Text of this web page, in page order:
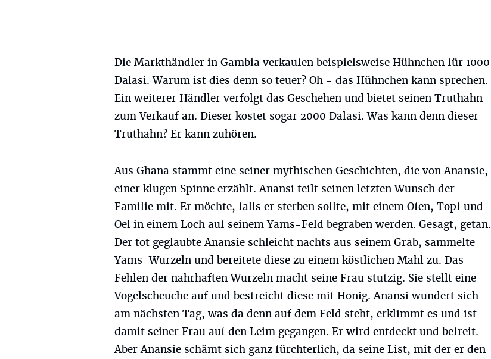
Die Markthändler in Gambia verkaufen beispielsweise Hühnchen für 1000
Dalasi. Warum ist dies denn so teuer? Oh - das Hühnchen kann sprechen.
Ein weiterer Händler verfolgt das Geschehen und bietet seinen Truthahn
zum Verkauf an. Dieser kostet sogar 2000 Dalasi. Was kann denn dieser
Truthahn? Er kann zuhören.
Aus Ghana stammt eine seiner mythischen Geschichten, die von Anansie,
einer klugen Spinne erzählt. Anansi teilt seinen letzten Wunsch der
Familie mit. Er möchte, falls er sterben sollte, mit einem Ofen, Topf und
Oel in einem Loch auf seinem Yams-Feld begraben werden. Gesagt, getan.
Der tot geglaubte Anansie schleicht nachts aus seinem Grab, sammelte
Yams-Wurzeln und bereitete diese zu einem köstlichen Mahl zu. Das
Fehlen der nahrhaften Wurzeln macht seine Frau stutzig. Sie stellt eine
Vogelscheuche auf und bestreicht diese mit Honig. Anansi wundert sich
am nächsten Tag, was da denn auf dem Feld steht, erklimmt es und ist
damit seiner Frau auf den Leim gegangen. Er wird entdeckt und befreit.
Aber Anansie schämt sich ganz fürchterlich, da seine List, mit der er den